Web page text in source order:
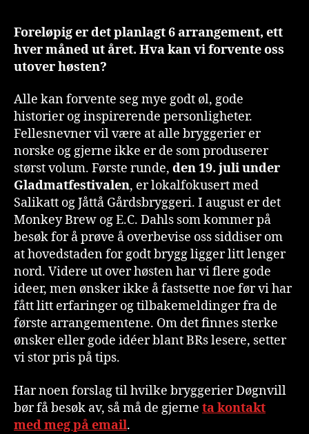
Foreløpig er det planlagt 6 arrangement, ett
hver måned ut året. Hva kan vi forvente oss
utover høsten?
Alle kan forvente seg mye godt øl, gode
historier og inspirerende personligheter.
Fellesnevner vil være at alle bryggerier er
norske og gjerne ikke er de som produserer
størst volum. Første runde, den 19. juli under
Gladmatfestivalen, er lokalfokusert med
Salikatt og Jåttå Gårdsbryggeri. I august er det
Monkey Brew og E.C. Dahls som kommer på
besøk for å prøve å overbevise oss siddiser om
at hovedstaden for godt brygg ligger litt lenger
nord. Videre ut over høsten har vi flere gode
ideer, men ønsker ikke å fastsette noe før vi har
fått litt erfaringer og tilbakemeldinger fra de
første arrangementene. Om det finnes sterke
ønsker eller gode idéer blant BRs lesere, setter
vi stor pris på tips.
Har noen forslag til hvilke bryggerier Døgnvill
bør få besøk av, så må de gjerne ta kontakt
med meg på email.